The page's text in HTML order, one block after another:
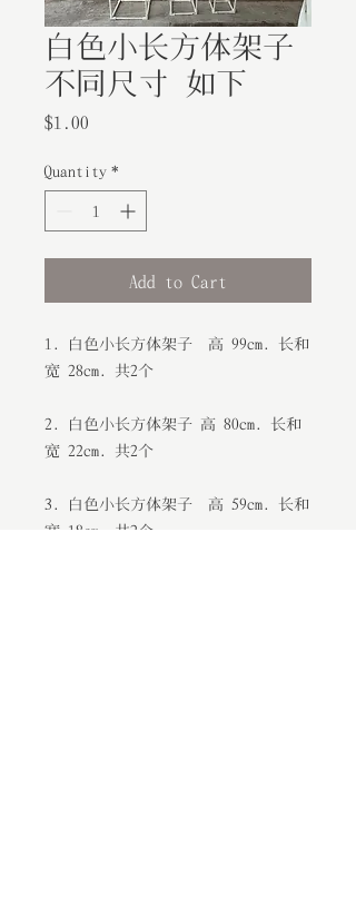
白色小长方体架子
不同尺寸 如下
$1.00
Quantity *
Add to Cart
1. 白色小长方体架子 高 99cm. 长和
宽 28cm. 共2个
2. 白色小长方体架子 高 80cm. 长和
宽 22cm. 共2个
3. 白色小长方体架子 高 59cm. 长和
宽 18cm. 共2个